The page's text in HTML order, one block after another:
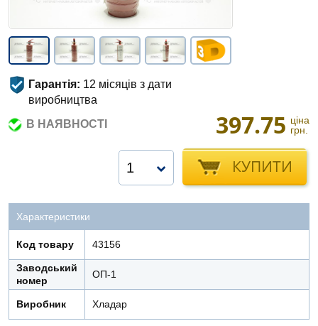
Гарантія: 12 місяців з дати
виробництва
В НАЯВНОСТІ
397.75 ціна
грн.
КУПИТИ
1
Характеристики
Код товару 43156
Заводський
номер
ОП-1
Виробник Хладар